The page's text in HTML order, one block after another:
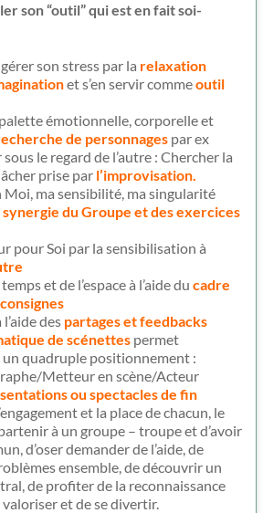
son “outil” qui est en fait soi-
son stress par la relaxation
et s’en servir commeoutil
émotionnelle, corporelle et
de personnagespar ex
le regard de l’autre : Chercher la
prise par l’improvisation.
Moi, ma sensibilité, ma singularité
synergie du Groupe et des exercices
pour Soi par la sensibilisation à
et de l’espace à l’aide du cadre
consignes
des partages et feedbacks
de scénettespermet
un quadruple positionnement :
Metteur en scène/Acteur
ou spectacles de fin
et la place de chacun, le
à un groupe – troupe et d’avoir
d’oser demander de l’aide, de
ensemble, de découvrir un
de profiter de la reconnaissance
valoriser et de se divertir.